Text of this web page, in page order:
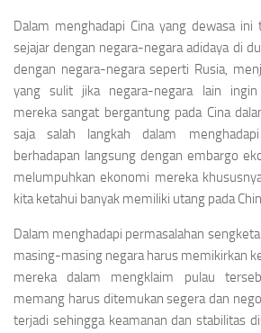
Dalam menghadapi Cina yang dewasa ini
sejajar dengan negara-negara adidaya di
dengan negara-negara seperti Rusia,
yang sulit jika negara-negara lain ingin
mereka sangat bergantung pada Cina
saja salah langkah dalam
berhadapan langsung dengan embargo
melumpuhkan ekonomi mereka
kita ketahui banyak memiliki utang pada
Dalam menghadapi permasalahan
masing-masing negara harus memikirkan
mereka dalam mengklaim pulau
memang harus ditemukan segera dan
terjadi sehingga keamanan dan stabilitas